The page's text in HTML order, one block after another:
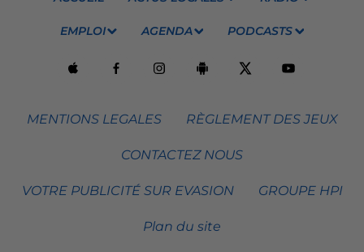
EMPLOI AGENDA PODCASTS
MENTIONS LEGALES RÈGLEMENT DES JEUX
CONTACTEZ NOUS
VOTRE PUBLICITÉ SUR EVASION GROUPE HPI
Plan du site